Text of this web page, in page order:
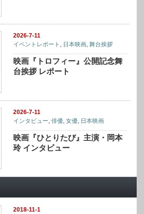
2026-7-11
イベントレポート , 日本映画,舞台挨拶
映画『トロフィー』公開記念舞
台挨拶 レポート
2026-7-11
インタビュー ,俳優 ,女優 日本映画
映画『ひとりたび』主演・岡本
玲 インタビュー
2018-11-1